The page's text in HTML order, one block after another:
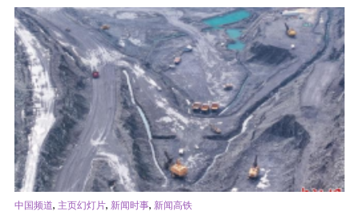
中国频道, 主页幻灯片, 新闻时事, 新闻高铁